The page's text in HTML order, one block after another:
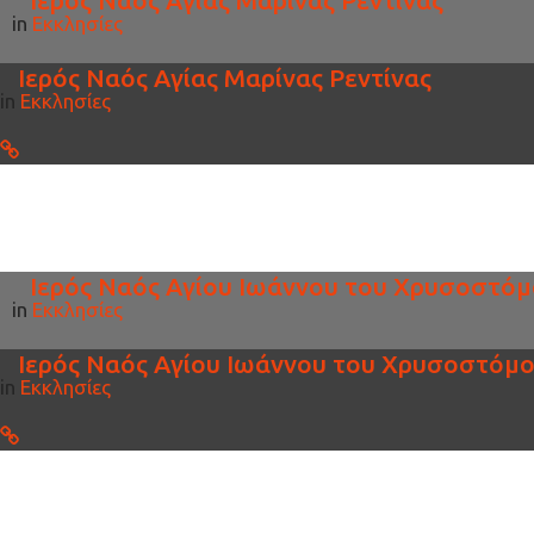
in Εκκλησίες
Ιερός Ναός Αγίας Μαρίνας Ρεντίνας
in Εκκλησίες
Ιερός Ναός Aγίου Ιωάννου του
in Εκκλησίες
Ιερός Ναός Aγίου Ιωάννου του
in Εκκλησίες